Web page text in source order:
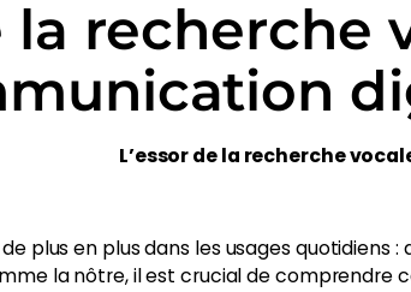
la
L’essor de la recherche
plus en plus dans les usages
la nôtre, il est crucial de comprendre